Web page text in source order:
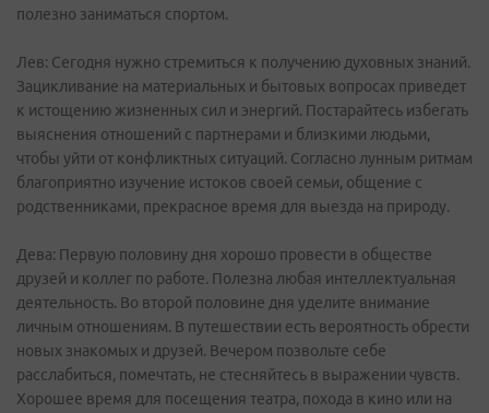
полезно заниматься спортом.
Лев: Сегодня нужно стремиться к получению духовных знаний.
Зацикливание на материальных и бытовых вопросах приведет
к истощению жизненных сил и энергий. Постарайтесь избегать
выяснения отношений с партнерами и близкими людьми,
чтобы уйти от конфликтных ситуаций. Согласно лунным ритмам
благоприятно изучение истоков своей семьи, общение с
родственниками, прекрасное время для выезда на природу.
Дева: Первую половину дня хорошо провести в обществе
друзей и коллег по работе. Полезна любая интеллектуальная
деятельность. Во второй половине дня уделите внимание
личным отношениям. В путешествии есть вероятность обрести
новых знакомых и друзей. Вечером позвольте себе
расслабиться, помечтать, не стесняйтесь в выражении чувств.
Хорошее время для посещения театра, похода в кино или на